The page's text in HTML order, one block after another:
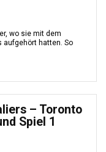
wo sie mit dem
aufgehört hatten. So
– Toronto
Spiel 1